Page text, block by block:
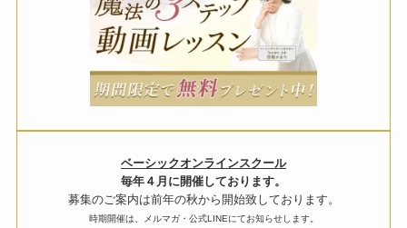
ベーシックオンラインスクール
毎年４月に開催しております。
募集のご案内は前年の秋から開始致しております。
時期開催は、メルマガ・公式LINEにてお知らせします。